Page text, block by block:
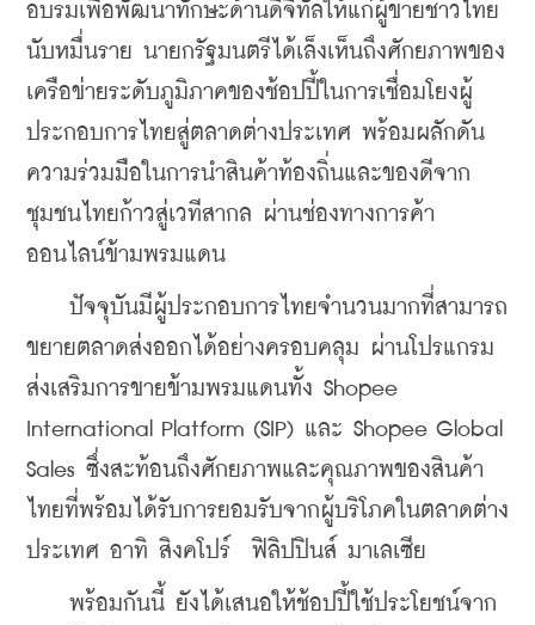
อบรมเพื่อพัฒนาทักษะด้านดิจิทัลให้แก่ผู้ขายชาวไทย
นับหมื่นราย นายกรัฐมนตรีได้เล็งเห็นถึงศักยภาพของ
เครือข่ายระดับภูมิภาคของช้อปปี้ในการเชื่อมโยงผู้
ประกอบการไทยสู่ตลาดต่างประเทศ พร้อมผลักดัน
ความร่วมมือในการนำสินค้าท้องถิ่นและของดีจาก
ชุมชนไทยก้าวสู่เวทีสากล ผ่านช่องทางการค้า
ออนไลน์ข้ามพรมแดน
ปัจจุบันมีผู้ประกอบการไทยจำนวนมากที่สามารถ
ขยายตลาดส่งออกได้อย่างครอบคลุม ผ่านโปรแกรม
ส่งเสริมการขายข้ามพรมแดนทั้ง Shopee
International Platform (SIP) และ Shopee Global
Sales ซึ่งสะท้อนถึงศักยภาพและคุณภาพของสินค้า
ไทยที่พร้อมได้รับการยอมรับจากผู้บริโภคในตลาดต่าง
ประเทศ อาทิ สิงคโปร์  ฟิลิปปินส์ มาเลเซีย
พร้อมกันนี้ ยังได้เสนอให้ช้อปปี้ใช้ประโยชน์จาก